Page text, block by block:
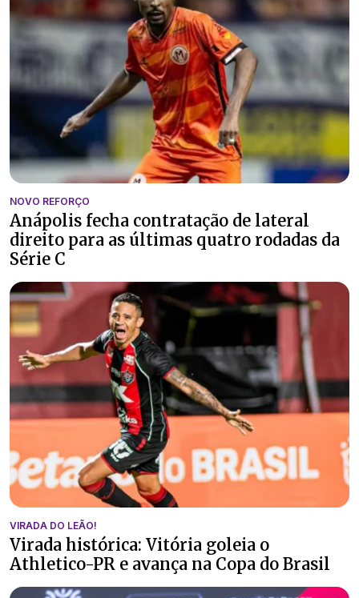
NOVO REFORÇO
Anápolis fecha contratação de lateral
direito para as últimas quatro rodadas da
Série C
VIRADA DO LEÃO!
Virada histórica: Vitória goleia o
Athletico-PR e avança na Copa do Brasil